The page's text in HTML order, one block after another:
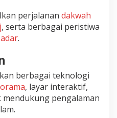
perjalanan dakwah
, serta berbagai peristiwa
.
berbagai teknologi
, layar interaktif,
mendukung pengalaman